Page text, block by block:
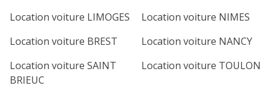
Location voiture LIMOGES
Location voiture NIMES
Location voiture BREST
Location voiture NANCY
Location voiture SAINT
BRIEUC
Location voiture TOULON